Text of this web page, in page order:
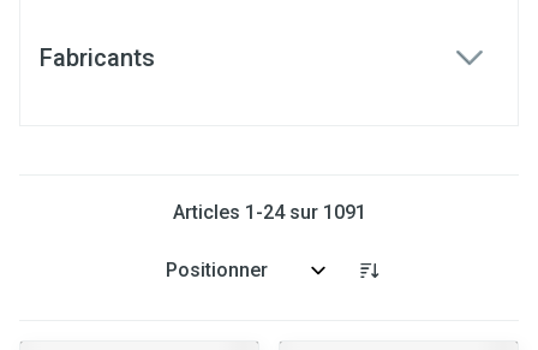
Fabricants
Articles 1 -24sur 1091
Trier par: